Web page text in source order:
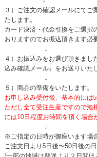
３）ご注文の確認メールにて
たします。
カード決済・代金引換をご選択
おりますのでお振込頂きます必
↓
４）お振込みをお選び頂きまし
込み確認メール』をお送りいた
↓
５）商品の準備をいたします。
お申し込み受付後、基本的には
ただし全て受注生産ですので漁
には10日程度お時間を頂く場合
↓
※ご指定の日時が御座います場
ご注文日より5日後〜50日後の